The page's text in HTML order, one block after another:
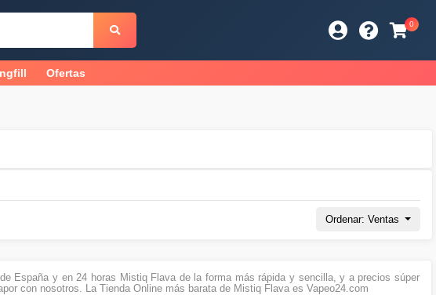
0
Ofertas
Ordenar: Ventas
España y en 24 horas Mistiq Flava de la forma más rápida y sencilla, y a precios súper
con nosotros. La Tienda Online más barata de Mistiq Flava es Vapeo24.com